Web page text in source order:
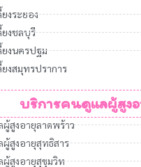
งระยอง
งชลบุรี
งนครปฐม
งสมุทรปราการ
บริการคนดูแลผู้สูง
สูงอายุลาดพร้าว
สูงอายุสุทธิสาร
สูงอายุสุขุมวิท